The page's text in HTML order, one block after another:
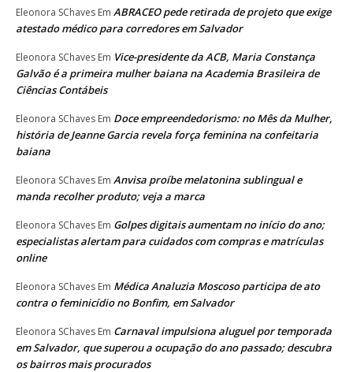
Eleonora SChaves Em ABRACEO pede retirada de projeto que exige
atestado médico para corredores em Salvador
Eleonora SChaves Em Vice-presidente da ACB, Maria Constança
Galvão é a primeira mulher baiana na Academia Brasileira de
Ciências Contábeis
Eleonora SChaves Em Doce empreendedorismo: no Mês da Mulher,
história de Jeanne Garcia revela força feminina na confeitaria
baiana
Eleonora SChaves Em Anvisa proíbe melatonina sublingual e
manda recolher produto; veja a marca
Eleonora SChaves Em Golpes digitais aumentam no início do ano;
especialistas alertam para cuidados com compras e matrículas
online
Eleonora SChaves Em Médica Analuzia Moscoso participa de ato
contra o feminicídio no Bonfim, em Salvador
Eleonora SChaves Em Carnaval impulsiona aluguel por temporada
em Salvador, que superou a ocupação do ano passado; descubra
os bairros mais procurados